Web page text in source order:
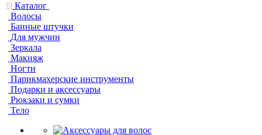
Каталог
Волосы
Банные штучки
Для мужчин
Зеркала
Макияж
Ногти
Парикмахерские инструменты
Подарки и аксессуары
Рюкзаки и сумки
Тело